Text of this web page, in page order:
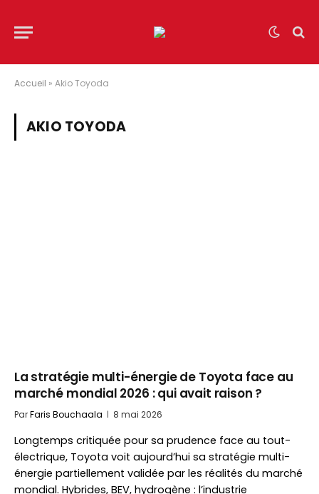
Accueil » Akio Toyoda
AKIO TOYODA
La stratégie multi-énergie de Toyota face au
marché mondial 2026 : qui avait raison ?
ParFaris Bouchaala 8 mai 2026
Longtemps critiquée pour sa prudence face au tout-
électrique, Toyota voit aujourd’hui sa stratégie multi-
énergie partiellement validée par les réalités du marché
mondial. Hybrides, BEV, hydrogène : l’industrie